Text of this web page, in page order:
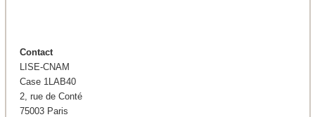
Contact
LISE-CNAM
Case 1LAB40
2, rue de Conté
75003 Paris